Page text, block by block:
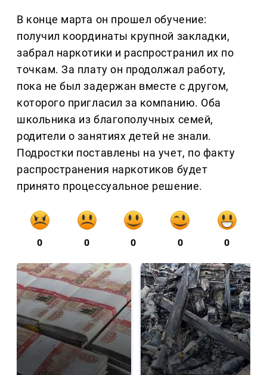
В конце марта он прошел обучение:
получил координаты крупной закладки,
забрал наркотики и распространил их по
точкам. За плату он продолжал работу,
пока не был задержан вместе с другом,
которого пригласил за компанию. Оба
школьника из благополучных семей,
родители о занятиях детей не знали.
Подростки поставлены на учет, по факту
распространения наркотиков будет
принято процессуальное решение.
0 0 0 0 0